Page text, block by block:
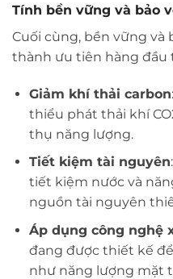
Tính bền vững và bảo
Cuối cùng, bền vững và
thành ưu tiên hàng đầu
Giảm khí thải carbon
thiểu phát thải khí
thụ năng lượng.
Tiết kiệm tài nguyên
tiết kiệm nước và
nguồn tài nguyên
Áp dụng công nghệ
đang được thiết kế
như năng lượng mặt